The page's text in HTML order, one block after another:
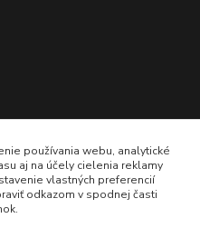
používania webu, analytické
aj na účely cielenia reklamy
vlastných preferencií
odkazom v spodnej časti